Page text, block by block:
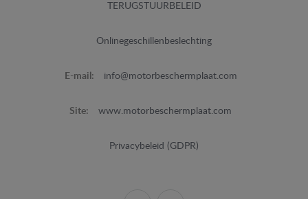
TERUGSTUURBELEID
Onlinegeschillenbeslechting
E-mail: info@motorbeschermplaat.com
Site: www.motorbeschermplaat.com
Privacybeleid (GDPR)